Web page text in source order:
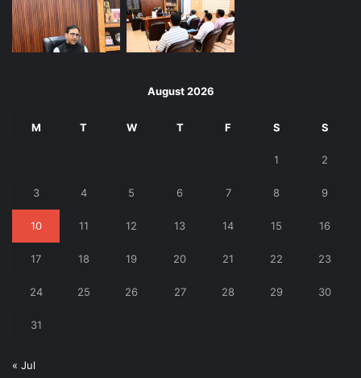
August 2026
M T W T F S S
1 2
3 4 5 6 7 8 9
10 11 12 13 14 15 16
17 18 19 20 21 22 23
24 25 26 27 28 29 30
31
« Jul